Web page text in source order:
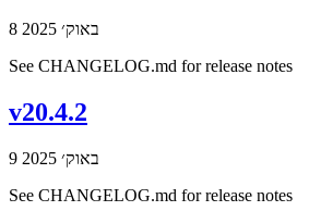
8 באוק׳ 2025
See CHANGELOG.md for release notes
v20.4.2
9 באוק׳ 2025
See CHANGELOG.md for release notes